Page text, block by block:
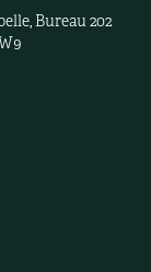
Bureau 202